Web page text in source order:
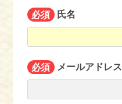
必須 氏名
必須 メールアドレス